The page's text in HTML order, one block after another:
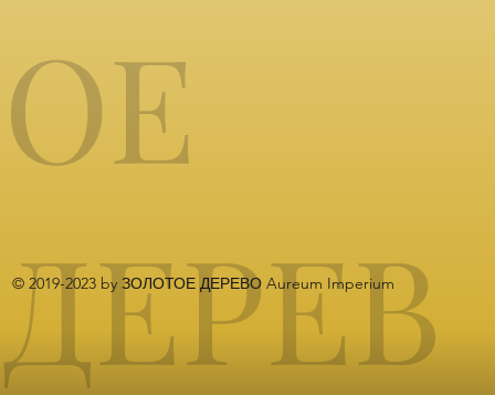
ОЕ
ДЕРЕВ
© 2019-2023 by ЗОЛОТОЕ ДЕРЕВО Aureum Imperium